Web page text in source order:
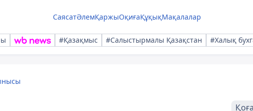
СаясатӘлемҚаржыОқиғаҚұқықМақалалар
#Қазақмыс #Салыстырмалы Қазақстан #Халық